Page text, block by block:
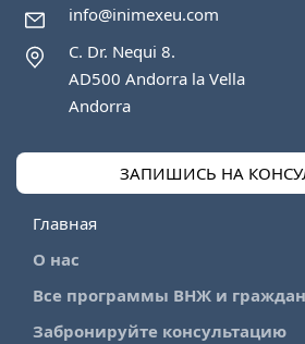
info@inimexeu.com
C. Dr. Nequi 8.
AD500 Andorra la Vella
Andorra
ЗАПИШИСЬ НА
Главная
О нас
Все программы ВНЖ и
Забронируйте консультацию